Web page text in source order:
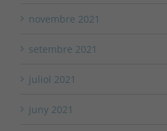
novembre 2021
setembre 2021
juliol 2021
juny 2021